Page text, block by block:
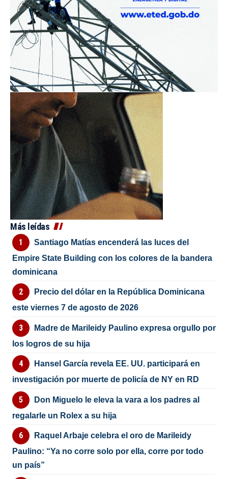
Más leídas
Santiago Matías encenderá las luces del
Empire State Building con los colores de la bandera
dominicana
Precio del dólar en la República Dominicana
este viernes 7 de agosto de 2026
Madre de Marileidy Paulino expresa orgullo por
los logros de su hija
Hansel García revela EE. UU. participará en
investigación por muerte de policía de NY en RD
Don Miguelo le eleva la vara a los padres al
regalarle un Rolex a su hija
Raquel Arbaje celebra el oro de Marileidy
Paulino: “Ya no corre solo por ella, corre por todo
un país”